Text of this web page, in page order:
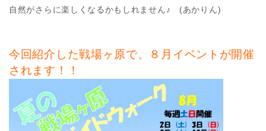
自然がさらに楽しくなるかもしれません♪ (あかりん)
今回紹介した戦場ヶ原で、８月イベントが開催
されます！！